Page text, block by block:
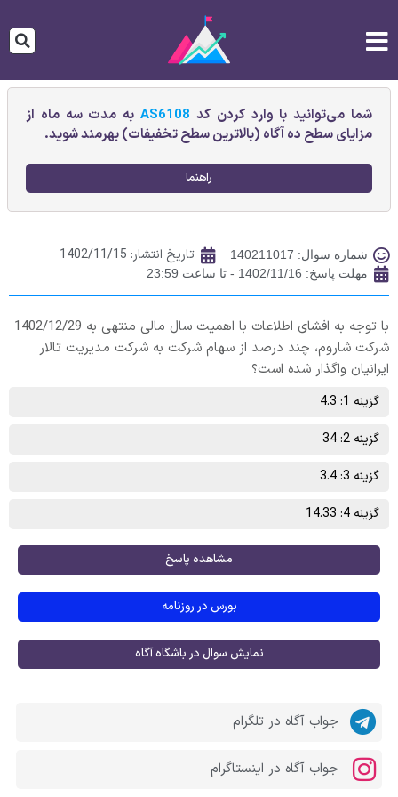
شما می‌توانید با وارد کردن کد AS6108به مدت سه ماه از
مزایای سطح ده آگاه (بالاترین سطح تخفیفات) بهرمند شوید.
راهنما
شماره سوال: 140211017 تاریخ انتشار: 1402/11/15
مهلت پاسخ: 1402/11/16 - تا ساعت 23:59
با توجه به افشای اطلاعات با اهمیت سال مالی منتهی به 1402/12/29
شرکت شاروم، چند درصد از سهام شرکت به شرکت مدیریت تالار
ایرانیان واگذار شده است؟
گزینه 1: 4.3
گزینه 2: 34
گزینه 3: 3.4
گزینه 4: 14.33
مشاهده پاسخ
بورس در روزنامه
نمایش سوال در باشگاه آگاه
جواب آگاه در تلگرام
جواب آگاه در اینستاگرام